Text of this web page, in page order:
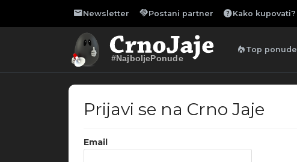
mailNewsletter handshakePostani partner helpKako kupovati?
#NajboljePonude
local_fire_department Top ponude
Prijavi se na Crno Jaje
Email